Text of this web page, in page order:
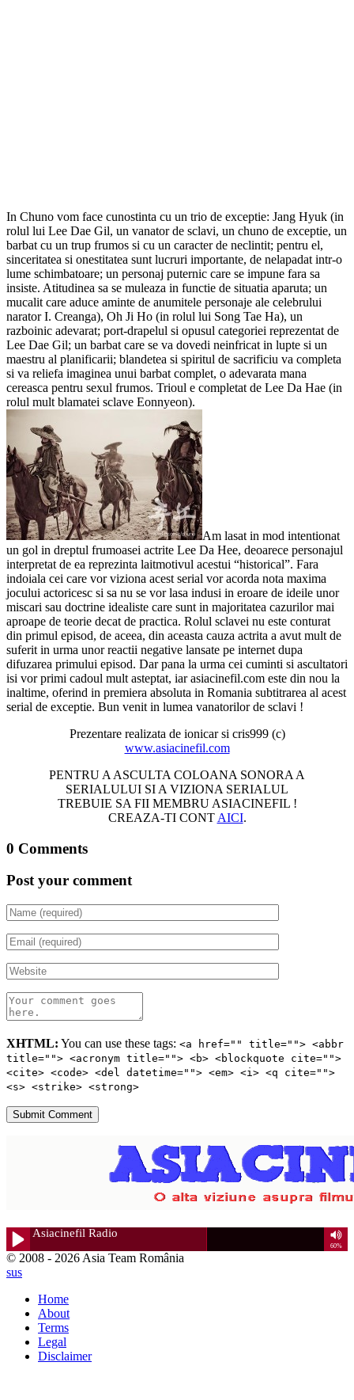
In Chuno vom face cunostinta cu un trio de exceptie: Jang Hyuk (in
rolul lui Lee Dae Gil, un vanator de sclavi, un chuno de exceptie, un
barbat cu un trup frumos si cu un caracter de neclintit; pentru el,
sinceritatea si onestitatea sunt lucruri importante, de nelapadat intr-o
lume schimbatoare; un personaj puternic care se impune fara sa
insiste. Atitudinea sa se muleaza in functie de situatia aparuta; un
mucalit care aduce aminte de anumitele personaje ale celebrului
narator I. Creanga), Oh Ji Ho (in rolul lui Song Tae Ha), un
razboinic adevarat; port-drapelul si opusul categoriei reprezentat de
Lee Dae Gil; un barbat care se va dovedi neinfricat in lupte si un
maestru al planificarii; blandetea si spiritul de sacrificiu va completa
si va reliefa imaginea unui barbat complet, o adevarata mana
cereasca pentru sexul frumos. Trioul e completat de Lee Da Hae (in
rolul mult blamatei sclave Eonnyeon).
Am lasat in mod intentionat
un gol in dreptul frumoasei actrite Lee Da Hee, deoarece personajul
interpretat de ea reprezinta laitmotivul acestui “historical”. Fara
indoiala cei care vor viziona acest serial vor acorda nota maxima
jocului actoricesc si sa nu se vor lasa indusi in eroare de ideile unor
miscari sau doctrine idealiste care sunt in majoritatea cazurilor mai
aproape de teorie decat de practica. Rolul sclavei nu este conturat
din primul episod, de aceea, din aceasta cauza actrita a avut mult de
suferit in urma unor reactii negative lansate pe internet dupa
difuzarea primului episod. Dar pana la urma cei cuminti si ascultatori
isi vor primi cadoul mult asteptat, iar asiacinefil.com este din nou la
inaltime, oferind in premiera absoluta in Romania subtitrarea al acest
serial de exceptie. Bun venit in lumea vanatorilor de sclavi !
Prezentare realizata de ionicar si cris999 (c)
www.asiacinefil.com
PENTRU A ASCULTA COLOANA SONORA A
SERIALULUI SI A VIZIONA SERIALUL
TREBUIE SA FII MEMBRU ASIACINEFIL !
CREAZA-TI CONT AICI.
0 Comments
Post your comment
XHTML: You can use these tags: <a href="" title=""> <abbr
title=""> <acronym title=""> <b> <blockquote cite="">
<cite> <code> <del datetime=""> <em> <i> <q cite="">
<s> <strike> <strong>
© 2008 - 2026 Asia Team România
sus
Home
About
Terms
Legal
Disclaimer